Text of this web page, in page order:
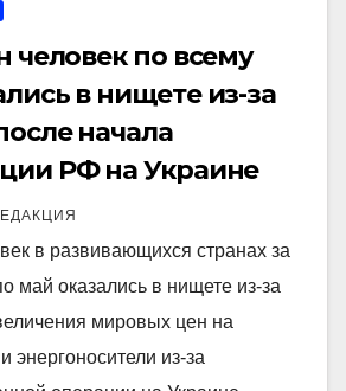
человек по всему
в нищете из-за
начала
РФ на Украине
в развивающихся странах за
май оказались в нищете из-за
мировых цен на
энергоносители из-за